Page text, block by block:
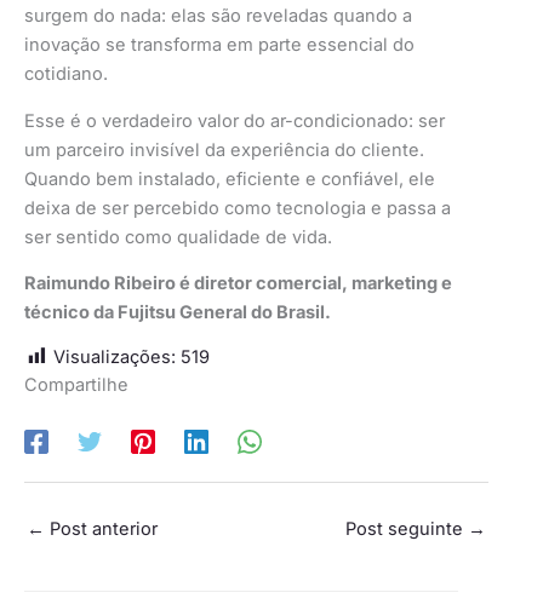
surgem do nada: elas são reveladas quando a
inovação se transforma em parte essencial do
cotidiano.
Esse é o verdadeiro valor do ar-condicionado: ser
um parceiro invisível da experiência do cliente.
Quando bem instalado, eficiente e confiável, ele
deixa de ser percebido como tecnologia e passa a
ser sentido como qualidade de vida.
Raimundo Ribeiro é diretor comercial, marketing e
técnico da Fujitsu General do Brasil.
Visualizações: 519
Compartilhe
← Post anterior Post seguinte →